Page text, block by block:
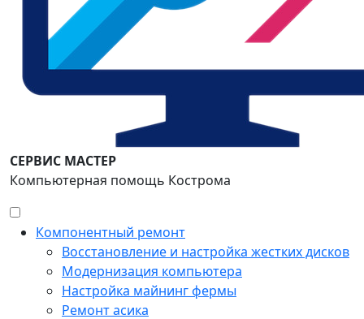
СЕРВИС МАСТЕР
Компьютерная помощь Кострома
Компонентный ремонт
Восстановление и настройка жестких дисков
Модернизация компьютера
Настройка майнинг фермы
Ремонт асика